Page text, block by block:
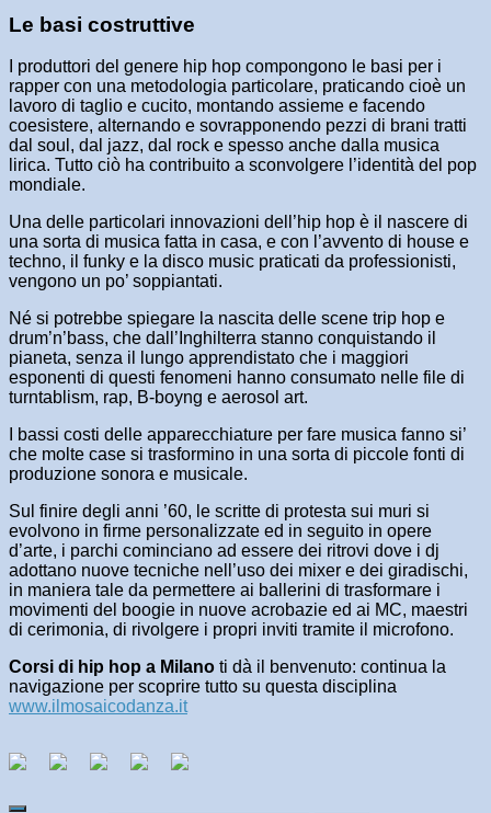
Le basi costruttive
I produttori del genere hip hop compongono le basi per i
rapper con una metodologia particolare, praticando cioè un
lavoro di taglio e cucito, montando assieme e facendo
coesistere, alternando e sovrapponendo pezzi di brani tratti
dal soul, dal jazz, dal rock e spesso anche dalla musica
lirica. Tutto ciò ha contribuito a sconvolgere l’identità del pop
mondiale.
Una delle particolari innovazioni dell’hip hop è il nascere di
una sorta di musica fatta in casa, e con l’avvento di house e
techno, il funky e la disco music praticati da professionisti,
vengono un po’ soppiantati.
Né si potrebbe spiegare la nascita delle scene trip hop e
drum’n’bass, che dall’Inghilterra stanno conquistando il
pianeta, senza il lungo apprendistato che i maggiori
esponenti di questi fenomeni hanno consumato nelle file di
turntablism, rap, B-boyng e aerosol art.
I bassi costi delle apparecchiature per fare musica fanno si’
che molte case si trasformino in una sorta di piccole fonti di
produzione sonora e musicale.
Sul finire degli anni ’60, le scritte di protesta sui muri si
evolvono in firme personalizzate ed in seguito in opere
d’arte, i parchi cominciano ad essere dei ritrovi dove i dj
adottano nuove tecniche nell’uso dei mixer e dei giradischi,
in maniera tale da permettere ai ballerini di trasformare i
movimenti del boogie in nuove acrobazie ed ai MC, maestri
di cerimonia, di rivolgere i propri inviti tramite il microfono.
Corsi di hip hop a Milano ti dà il benvenuto: continua la
navigazione per scoprire tutto su questa disciplina
www.ilmosaicodanza.it